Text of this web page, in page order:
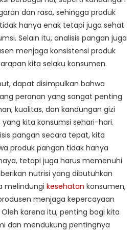
dan rasa, sehingga produk
hanya enak tetapi juga sehat
Selain itu, analisis pangan juga
menjaga konsistensi produk
kita selaku konsumen.
dapat disimpulkan bahwa
peranan yang sangat penting
kualitas, dan kandungan gizi
kita konsumsi sehari-hari.
pangan secara tepat, kita
produk pangan tidak hanya
tetapi juga harus memenuhi
nutrisi yang dibutuhkan
melindungi kesehatan konsumen,
menjaga kepercayaan
karena itu, penting bagi kita
dan mendukung pentingnya